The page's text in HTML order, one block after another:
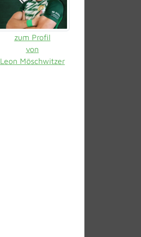
zum Profil
von
Leon Möschwitzer